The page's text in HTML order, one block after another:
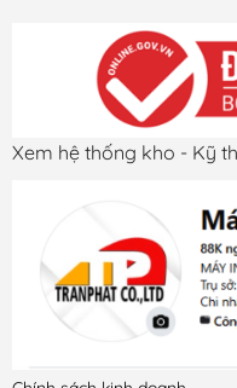
Xem hệ thống kho - Kỹ